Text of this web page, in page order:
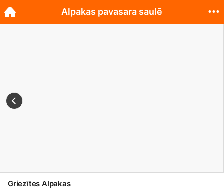
Griezītes Alpakas
Alpakas pavasara saulē